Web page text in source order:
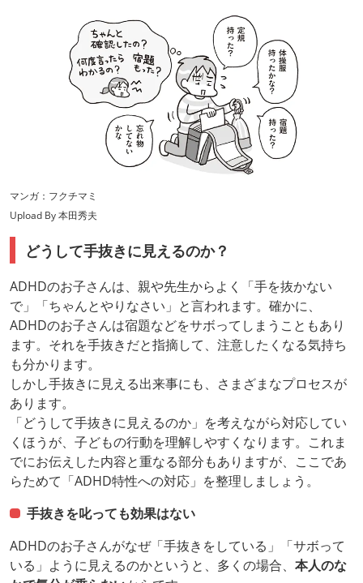
マンガ：フクチマミ
Upload By 本田秀夫
どうして手抜きに見えるのか？
ADHDのお子さんは、親や先生からよく「手を抜かない
で」「ちゃんとやりなさい」と言われます。確かに、
ADHDのお子さんは宿題などをサボってしまうこともあり
ます。それを手抜きだと指摘して、注意したくなる気持ち
も分かります。
しかし手抜きに見える出来事にも、さまざまなプロセスが
あります。
「どうして手抜きに見えるのか」を考えながら対応してい
くほうが、子どもの行動を理解しやすくなります。これま
でにお伝えした内容と重なる部分もありますが、ここであ
らためて「ADHD特性への対応」を整理しましょう。
手抜きを叱っても効果はない
ADHDのお子さんがなぜ「手抜きをしている」「サボって
いる」ように見えるのかというと、多くの場合、 本人のな